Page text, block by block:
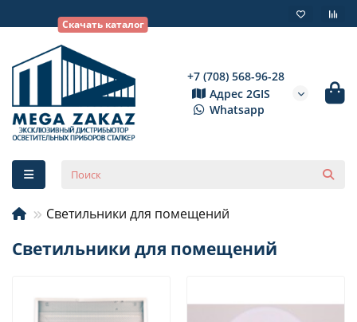
+7 (708) 568-96-28
Адрес 2GIS
Whatsapp
Скачать каталог
Светильники для помещений
Светильники для помещений